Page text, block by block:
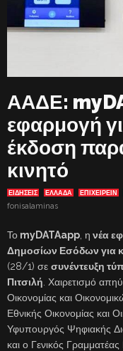
ΑΑΔΕ:
εφαρμογή
έκδοση
κινητό
ΕΙΔΗΣΕΙΣ ΕΛΛΑΔΑ ΕΠΙΧΕΙΡΕΙΝ
fonisalaminas
Το myDATAapp , η νέα
Δημοσίων Εσόδων για
(28/1) σε συνέντευξη
Πιτσιλή . Χαιρετισμό
Οικονομίας και
Εθνικής Οικονομίας και
Υφυπουργός Ψηφιακής
και ο Γενικός